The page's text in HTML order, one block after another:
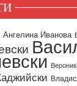
Ангелина Иванова